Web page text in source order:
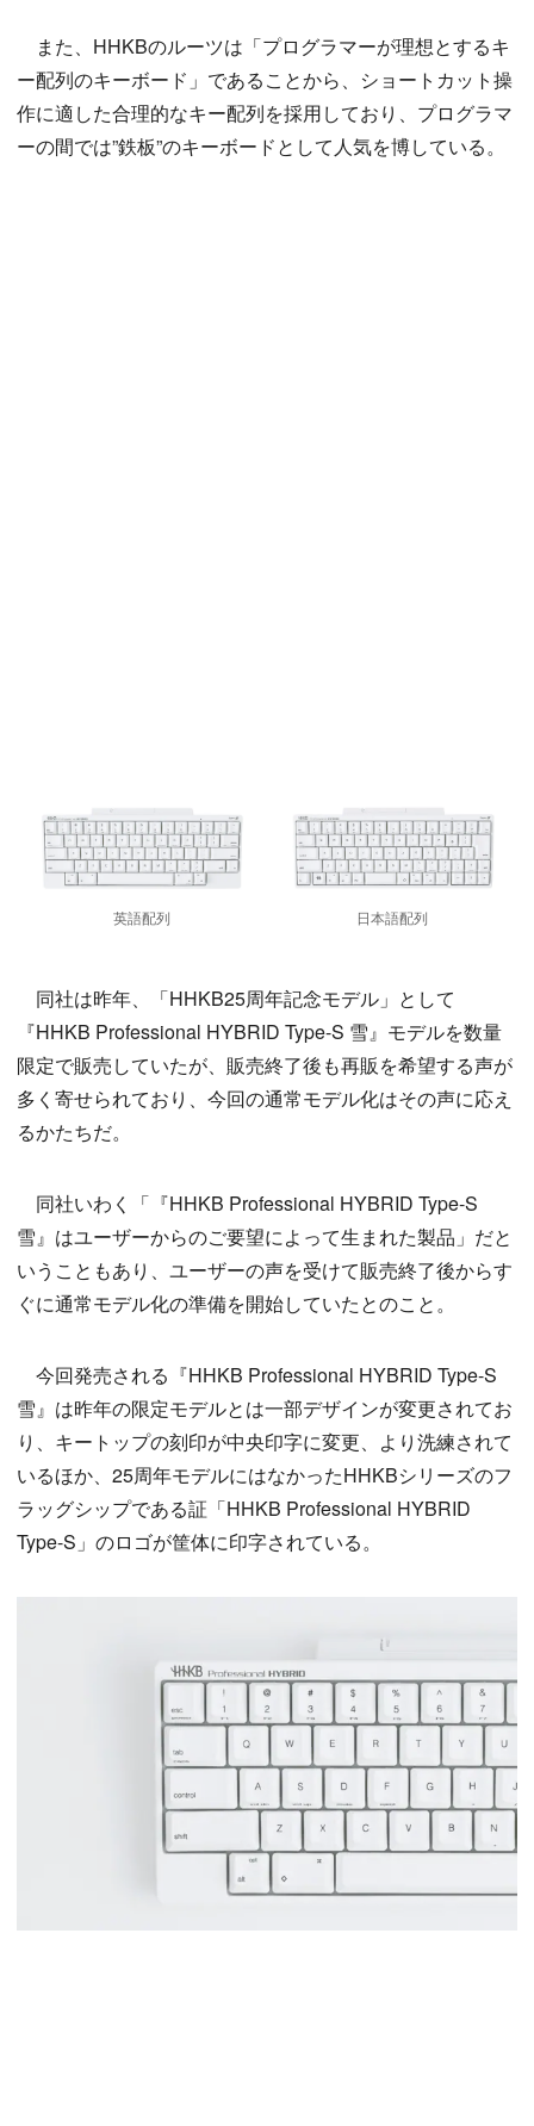
また、HHKBのルーツは「プログラマーが理想とするキ
ー配列のキーボード」であることから、ショートカット操
作に適した合理的なキー配列を採用しており、プログラマ
ーの間では”鉄板”のキーボードとして人気を博している。
英語配列 日本語配列
同社は昨年、「HHKB25周年記念モデル」として
『HHKB Professional HYBRID Type-S 雪』モデルを数量
限定で販売していたが、販売終了後も再販を希望する声が
多く寄せられており、今回の通常モデル化はその声に応え
るかたちだ。
同社いわく「『HHKB Professional HYBRID Type-S
雪』はユーザーからのご要望によって生まれた製品」だと
いうこともあり、ユーザーの声を受けて販売終了後からす
ぐに通常モデル化の準備を開始していたとのこと。
今回発売される『HHKB Professional HYBRID Type-S
雪』は昨年の限定モデルとは一部デザインが変更されてお
り、キートップの刻印が中央印字に変更、より洗練されて
いるほか、25周年モデルにはなかったHHKBシリーズのフ
ラッグシップである証「HHKB Professional HYBRID
Type-S」のロゴが筐体に印字されている。